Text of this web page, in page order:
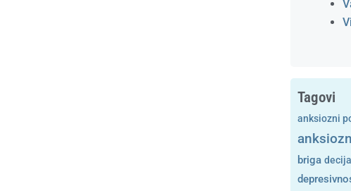
Tagovi
anksiozni
briga